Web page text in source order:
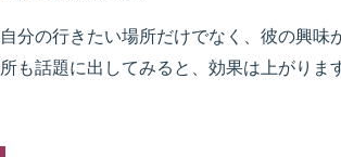
自分の行きたい場所だけでなく、彼の興味
所も話題に出してみると、効果は上がりま